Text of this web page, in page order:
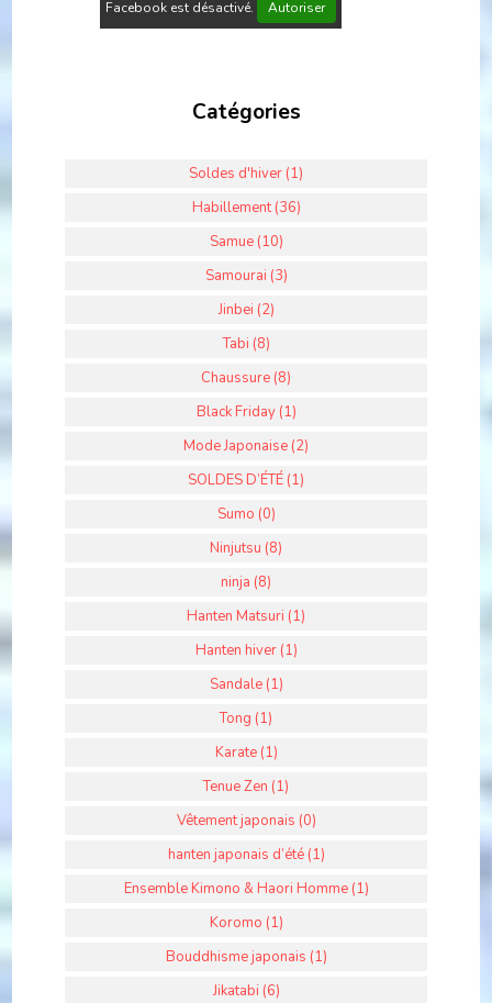
Facebook est désactivé. Autoriser
Catégories
Soldes d'hiver (1)
Habillement (36)
Samue (10)
Samourai (3)
Jinbei (2)
Tabi (8)
Chaussure (8)
Black Friday (1)
Mode Japonaise (2)
SOLDES D’ÉTÉ (1)
Sumo (0)
Ninjutsu (8)
ninja (8)
Hanten Matsuri (1)
Hanten hiver (1)
Sandale (1)
Tong (1)
Karate (1)
Tenue Zen (1)
Vêtement japonais (0)
hanten japonais d’été (1)
Ensemble Kimono & Haori Homme (1)
Koromo (1)
Bouddhisme japonais (1)
Jikatabi (6)